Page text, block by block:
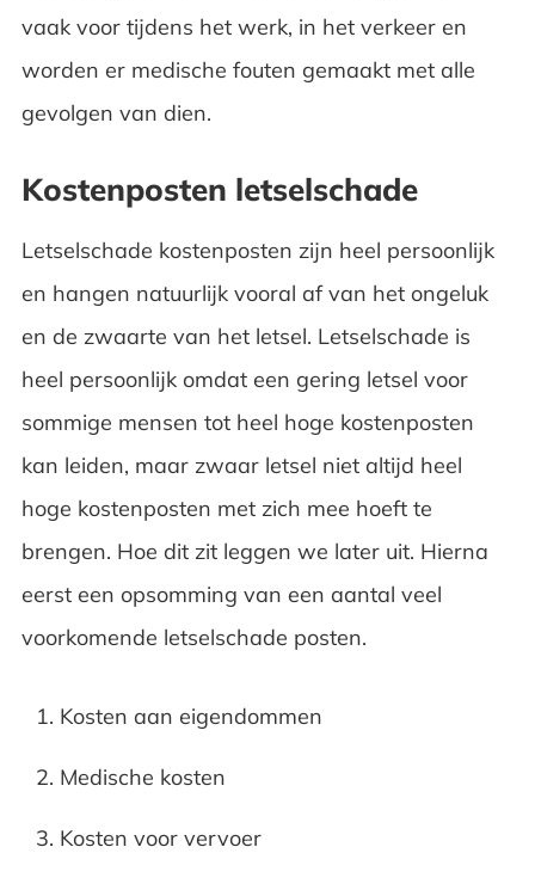
vaak voor tijdens het werk, in het verkeer en
worden er medische fouten gemaakt met alle
gevolgen van dien.
Kostenposten letselschade
Letselschade kostenposten zijn heel persoonlijk
en hangen natuurlijk vooral af van het ongeluk
en de zwaarte van het letsel. Letselschade is
heel persoonlijk omdat een gering letsel voor
sommige mensen tot heel hoge kostenposten
kan leiden, maar zwaar letsel niet altijd heel
hoge kostenposten met zich mee hoeft te
brengen. Hoe dit zit leggen we later uit. Hierna
eerst een opsomming van een aantal veel
voorkomende letselschade posten.
Kosten aan eigendommen
Medische kosten
Kosten voor vervoer